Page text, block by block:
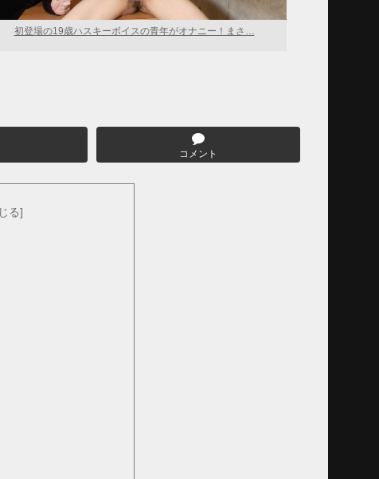
初登場の19歳ハスキーボイスの青年がオナニー！まさ…
コメント